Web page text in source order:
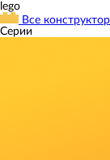
lego
Все
Серии